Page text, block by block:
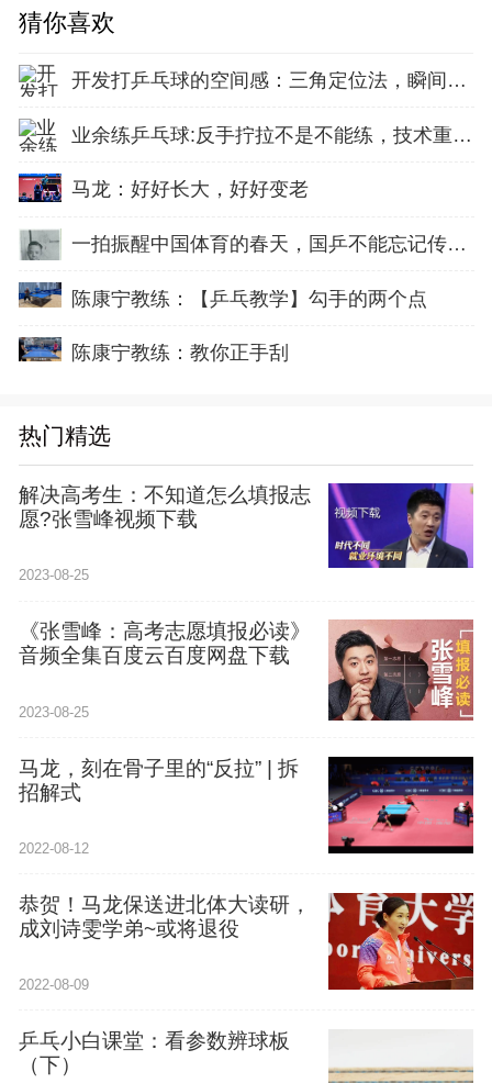
猜你喜欢
开发打乒乓球的空间感：三角定位法，瞬间找准最佳击球点
业余练乒乓球:反手拧拉不是不能练，技术重点就不在手上
马龙：好好长大，好好变老
一拍振醒中国体育的春天，国乒不能忘记传奇前辈这份初心！
陈康宁教练：【乒乓教学】勾手的两个点
陈康宁教练：教你正手刮
热门精选
解决高考生：不知道怎么填报志
愿?张雪峰视频下载
2023-08-25
《张雪峰：高考志愿填报必读》
音频全集百度云百度网盘下载
2023-08-25
马龙，刻在骨子里的“反拉” | 拆
招解式
2022-08-12
恭贺！马龙保送进北体大读研，
成刘诗雯学弟~或将退役
2022-08-09
乒乓小白课堂：看参数辨球板
（下）